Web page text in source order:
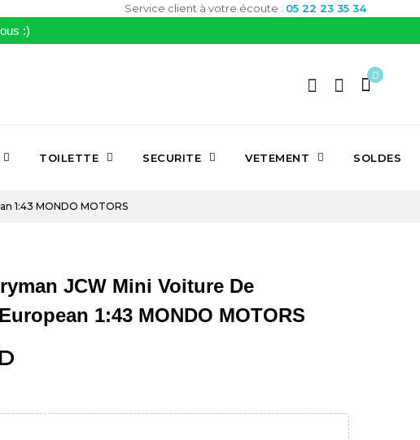
Service client à votre écoute : 05 22 23 35 34
:)
0
TOILETTE SECURITE VETEMENT SOLDES
1:43 MONDO MOTORS
JCW Mini Voiture De
1:43 MONDO MOTORS